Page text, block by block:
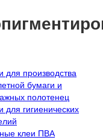
для производства
бумаги и
полотенец
для гигиенических
клеи ПВА